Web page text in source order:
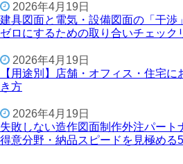
2026年4月19日
建具図面と電気・設備図面の「干渉
ゼロにするための取り合いチェック
2026年4月19日
【用途別】店舗・オフィス・住宅
き方
2026年4月19日
失敗しない造作図面制作外注パート
得意分野・納品スピードを見極める